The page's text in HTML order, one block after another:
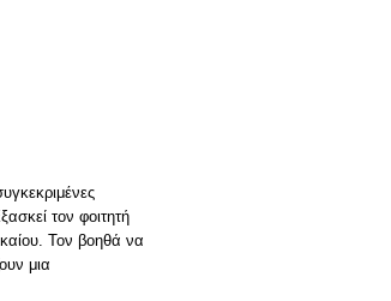
τον φοιτητή
Τον βοηθά να
μια